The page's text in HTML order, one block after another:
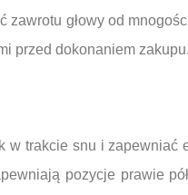
głowy od
przed dokonaniem zakupu.
trakcie snu i
pozycje prawie